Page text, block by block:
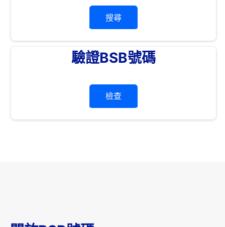
搜尋
驗證BSB號碼
檢查